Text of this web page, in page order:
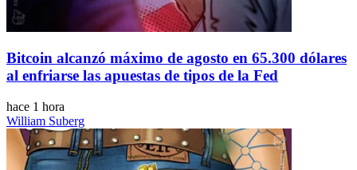
Bitcoin alcanzó máximo de agosto en 65.300 dólares
al enfriarse las apuestas de tipos de la Fed
hace 1 hora
William Suberg